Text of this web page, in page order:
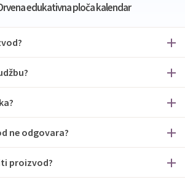
edukativna ploča kalendar
ne odgovara?
proizvod?